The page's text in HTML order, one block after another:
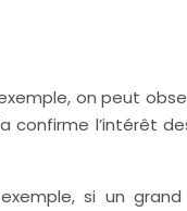
on peut
l’intérêt
si un grand